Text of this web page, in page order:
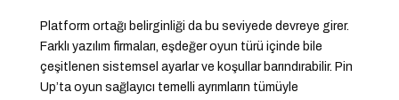
Platform ortağı belirginliği da bu seviyede devreye girer.
Farklı yazılım firmaları, eşdeğer oyun türü içinde bile
çeşitlenen sistemsel ayarlar ve koşullar barındırabilir. Pin
Up’ta oyun sağlayıcı temelli ayrımların tümüyle